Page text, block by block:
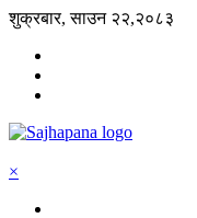
शुक्रबार, साउन २२,२०८३
×